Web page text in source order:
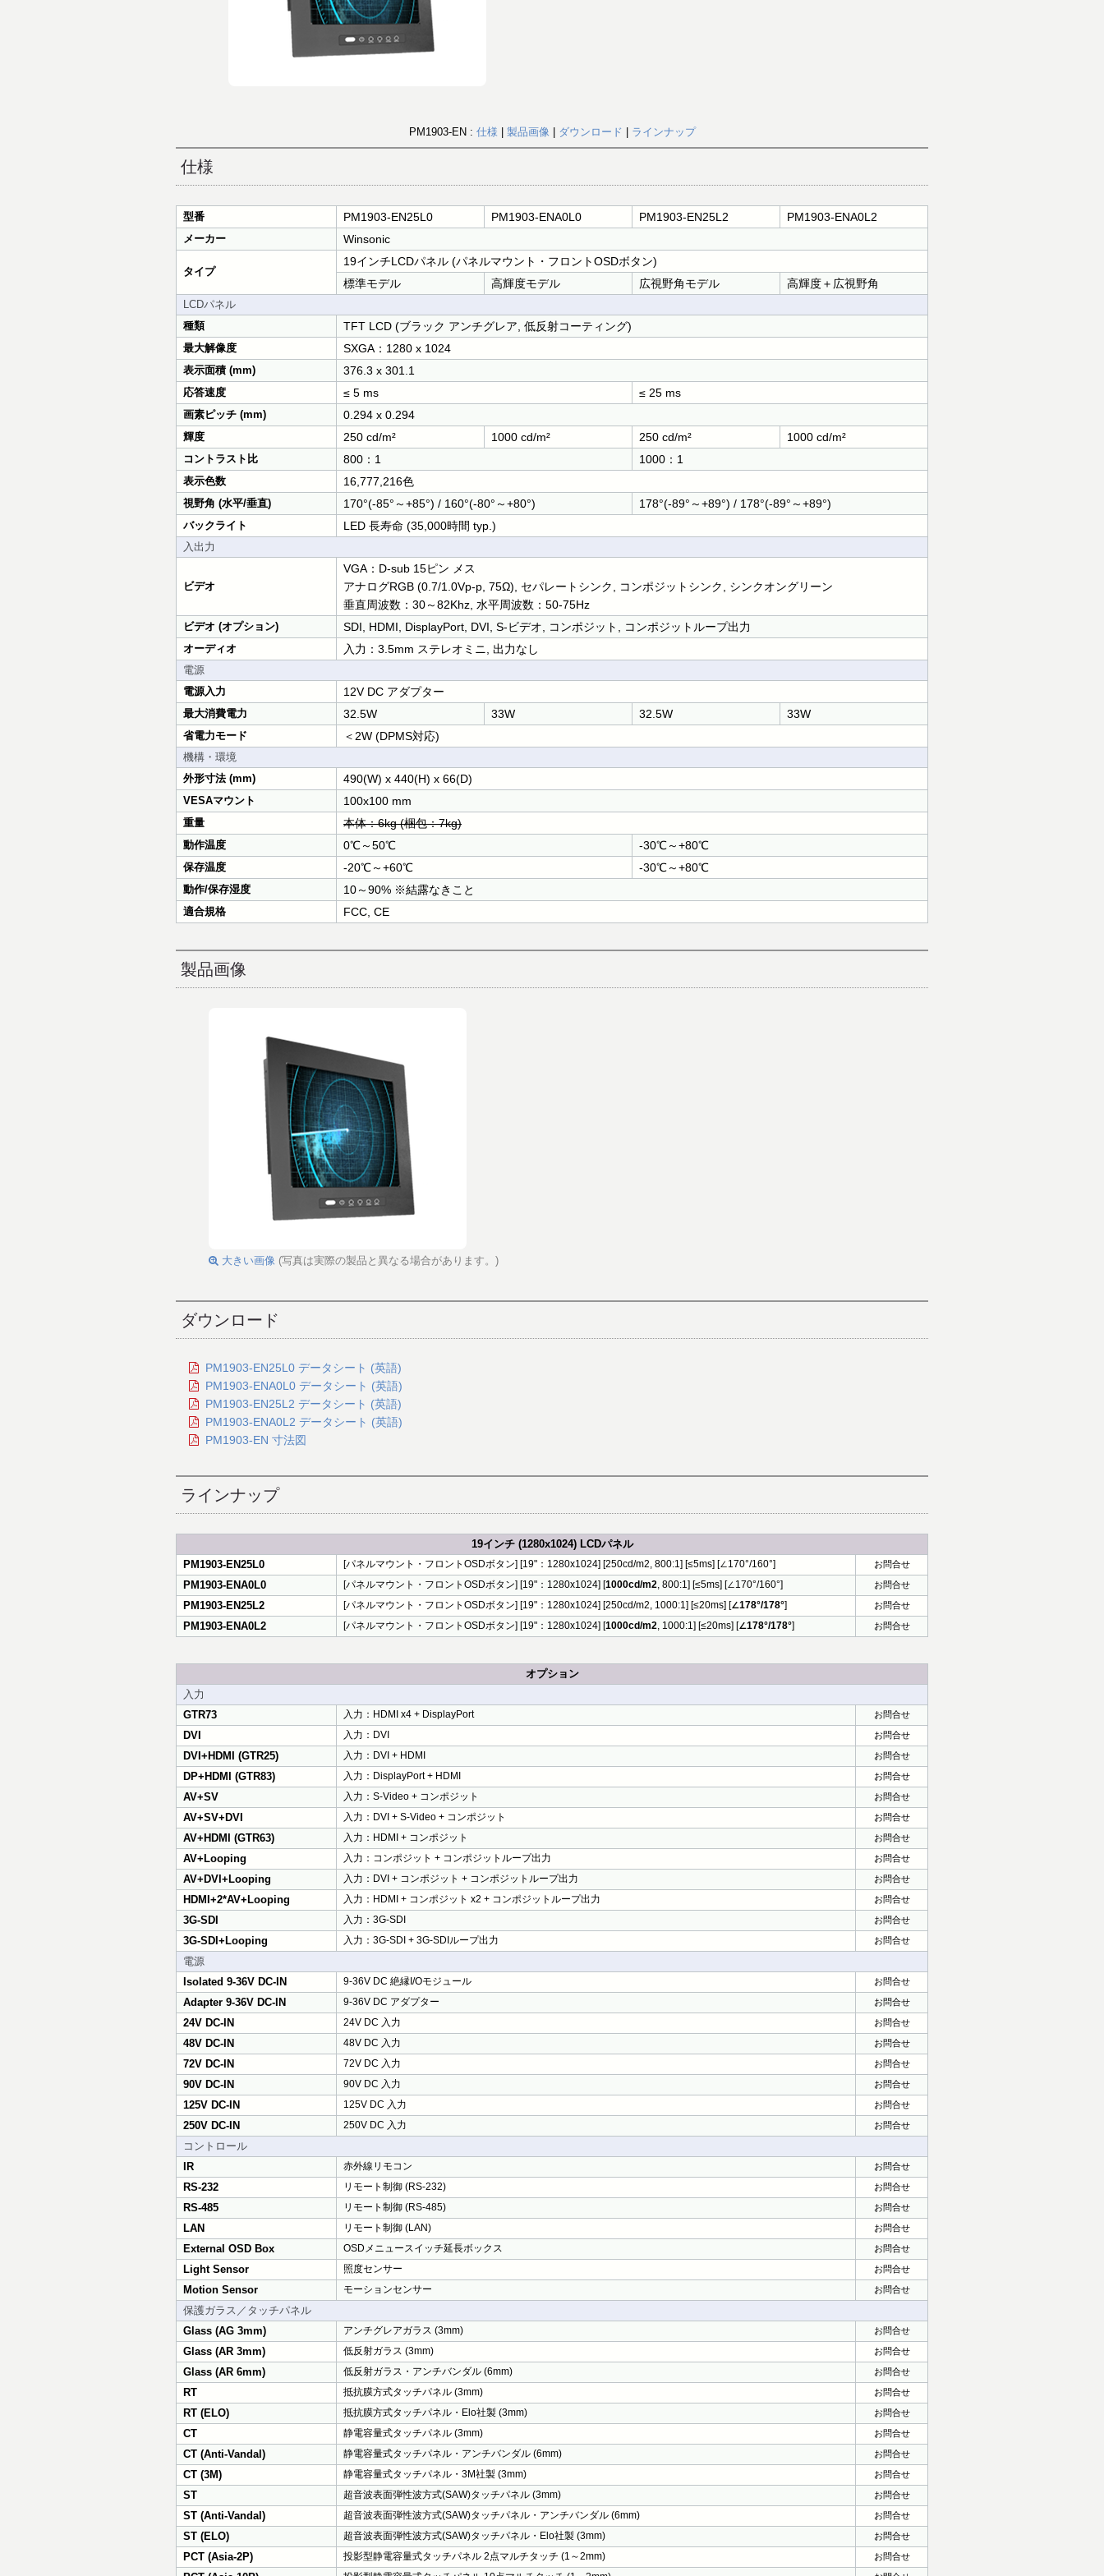
PM1903-EN : 仕様 製品画像| ダウンロード ラインナップ
仕様
型番 PM1903-EN25L0 PM1903-ENA0L0 PM1903-EN25L2 PM1903-ENA0L2
メーカー Winsonic
タイプ
19インチLCDパネル (パネルマウント・フロントOSDボタン)
標準モデル
高輝度モデル 広視野角モデル 高輝度＋広視野角
LCDパネル
種類
TFT LCD (ブラック アンチグレア, 低反射コーティング)
最大解像度 SXGA：1280 x 1024
表示面積 (mm) 376.3 x 301.1
応答速度 ≤ 5 ms ≤ 25 ms
画素ピッチ (mm) 0.294 x 0.294
輝度 250 cd/m² 1000 cd/m² 250 cd/m² 1000 cd/m²
コントラスト比 800：1 1000：1
表示色数 16,777,216色
視野角 (水平/垂直) 170°(-85°～+85°) / 160°(-80°～+80°) 178°(-89°～+89°) / 178°(-89°～+89°)
バックライト LED 長寿命 (35,000時間 typ.)
入出力
ビデオ
VGA：D-sub 15ピン メス
アナログRGB (0.7/1.0Vp-p, 75Ω), セパレートシンク, コンポジットシンク, シンクオングリーン
垂直周波数：30～82Khz, 水平周波数：50-75Hz
ビデオ (オプション) SDI, HDMI, DisplayPort, DVI, S-ビデオ, コンポジット, コンポジットループ出力
オーディオ 入力：3.5mm ステレオミニ, 出力なし
電源
電源入力
12V DC アダプター
最大消費電力 32.5W 33W 32.5W 33W
省電力モード ＜2W (DPMS対応)
機構・環境
外形寸法 (mm)
490(W) x 440(H) x 66(D)
VESAマウント 100x100 mm
重量 本体：6kg (梱包：7kg)
動作温度 0℃～50℃ -30℃～+80℃
保存温度 -20℃～+60℃ -30℃～+80℃
動作/保存湿度 10～90% ※結露なきこと
適合規格 FCC, CE
製品画像
大きい画像 (写真は実際の製品と異なる場合があります。)
ダウンロード
PM1903-EN25L0 データシート (英語)
PM1903-ENA0L0 データシート (英語)
PM1903-EN25L2 データシート (英語)
PM1903-ENA0L2 データシート (英語)
PM1903-EN 寸法図
ラインナップ
19インチ (1280x1024) LCDパネル
PM1903-EN25L0
[パネルマウント・フロントOSDボタン] [19"：1280x1024] [250cd/m2, 800:1] [≤5ms] [∠170°/160°] お問合せ
PM1903-ENA0L0 [パネルマウント・フロントOSDボタン] [19"：1280x1024] [1000cd/m2, 800:1] [≤5ms] [∠170°/160°] お問合せ
PM1903-EN25L2 [パネルマウント・フロントOSDボタン] [19"：1280x1024] [250cd/m2, 1000:1] [≤20ms] [∠178°/178°] お問合せ
PM1903-ENA0L2 [パネルマウント・フロントOSDボタン] [19"：1280x1024] [1000cd/m2, 1000:1] [≤20ms] [∠178°/178°] お問合せ
オプション
入力
GTR73
入力：HDMI x4 + DisplayPort お問合せ
DVI 入力：DVI お問合せ
DVI+HDMI (GTR25) 入力：DVI + HDMI お問合せ
DP+HDMI (GTR83) 入力：DisplayPort + HDMI お問合せ
AV+SV 入力：S-Video + コンポジット お問合せ
AV+SV+DVI 入力：DVI + S-Video + コンポジット お問合せ
AV+HDMI (GTR63) 入力：HDMI + コンポジット お問合せ
AV+Looping 入力：コンポジット + コンポジットループ出力 お問合せ
AV+DVI+Looping 入力：DVI + コンポジット + コンポジットループ出力 お問合せ
HDMI+2*AV+Looping 入力：HDMI + コンポジット x2 + コンポジットループ出力 お問合せ
3G-SDI 入力：3G-SDI お問合せ
3G-SDI+Looping 入力：3G-SDI + 3G-SDIループ出力 お問合せ
電源
Isolated 9-36V DC-IN
9-36V DC 絶縁I/Oモジュール お問合せ
Adapter 9-36V DC-IN 9-36V DC アダプター お問合せ
24V DC-IN 24V DC 入力 お問合せ
48V DC-IN 48V DC 入力 お問合せ
72V DC-IN 72V DC 入力 お問合せ
90V DC-IN 90V DC 入力 お問合せ
125V DC-IN 125V DC 入力 お問合せ
250V DC-IN 250V DC 入力 お問合せ
コントロール
IR
赤外線リモコン お問合せ
RS-232 リモート制御 (RS-232) お問合せ
RS-485 リモート制御 (RS-485) お問合せ
LAN リモート制御 (LAN) お問合せ
External OSD Box OSDメニュースイッチ延長ボックス お問合せ
Light Sensor 照度センサー お問合せ
Motion Sensor モーションセンサー お問合せ
保護ガラス／タッチパネル
Glass (AG 3mm)
アンチグレアガラス (3mm) お問合せ
Glass (AR 3mm) 低反射ガラス (3mm) お問合せ
Glass (AR 6mm) 低反射ガラス・アンチバンダル (6mm) お問合せ
RT 抵抗膜方式タッチパネル (3mm) お問合せ
RT (ELO) 抵抗膜方式タッチパネル・Elo社製 (3mm) お問合せ
CT 静電容量式タッチパネル (3mm) お問合せ
CT (Anti-Vandal) 静電容量式タッチパネル・アンチバンダル (6mm) お問合せ
CT (3M) 静電容量式タッチパネル・3M社製 (3mm) お問合せ
ST 超音波表面弾性波方式(SAW)タッチパネル (3mm) お問合せ
ST (Anti-Vandal) 超音波表面弾性波方式(SAW)タッチパネル・アンチバンダル (6mm) お問合せ
ST (ELO) 超音波表面弾性波方式(SAW)タッチパネル・Elo社製 (3mm) お問合せ
PCT (Asia-2P) 投影型静電容量式タッチパネル 2点マルチタッチ (1～2mm) お問合せ